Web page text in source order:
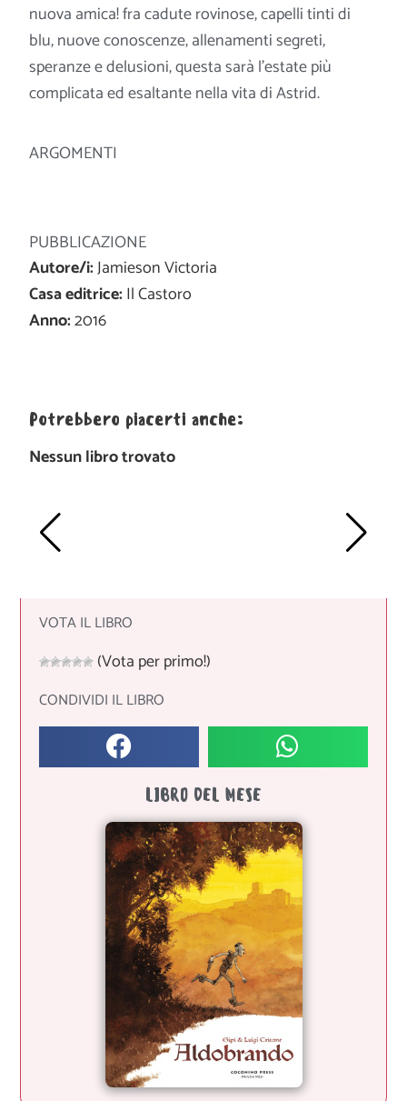
PUBBLICAZIONE
Autore/i:Jamieson Victoria
Casa editrice:Il Castoro
Anno:2016
nuova amica! fra cadute rovinose, capelli tinti di
blu, nuove conoscenze, allenamenti segreti,
speranze e delusioni, questa sarà l’estate più
complicata ed esaltante nella vita di Astrid.
ARGOMENTI
Potrebbero piacerti anche:
Nessun libro trovato
VOTA IL LIBRO
(Vota per primo!)
CONDIVIDI IL LIBRO
LIBRO DEL MESE